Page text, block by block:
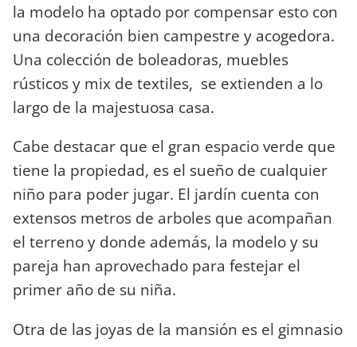
la modelo ha optado por compensar esto con
una decoración bien campestre y acogedora.
Una colección de boleadoras, muebles
rústicos y mix de textiles, se extienden a lo
largo de la majestuosa casa.
Cabe destacar que el gran espacio verde que
tiene la propiedad, es el sueño de cualquier
niño para poder jugar. El jardín cuenta con
extensos metros de arboles que acompañan
el terreno y donde además, la modelo y su
pareja han aprovechado para festejar el
primer año de su niña.
Otra de las joyas de la mansión es el gimnasio